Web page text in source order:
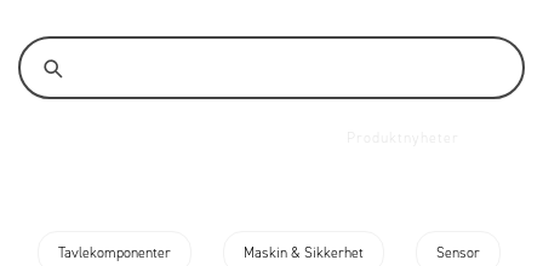
Tavlekomponenter Maskin & Sikkerhet Sensor